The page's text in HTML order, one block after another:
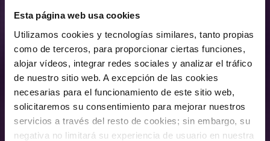
Esta página web usa cookies
Utilizamos cookies y tecnologías similares, tanto propias
como de terceros, para proporcionar ciertas funciones,
alojar vídeos, integrar redes sociales y analizar el tráfico
de nuestro sitio web. A excepción de las cookies
necesarias para el funcionamiento de este sitio web,
solicitaremos su consentimiento para mejorar nuestros
servicios a través del resto de cookies; sin embargo, su
negativa no limitará su experiencia de usuario en nuestra